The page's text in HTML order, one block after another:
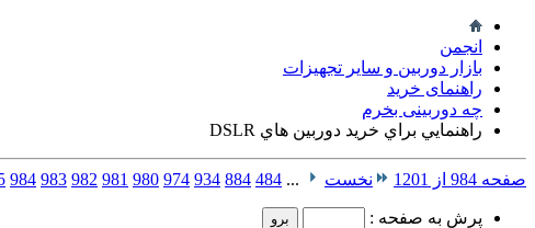
انجمن
بازار دوربین و سایر تجهیزات
راهنمای خرید
چه دوربینی بخرم
راهنمايي براي خريد دوربين هاي DSLR
صفحه 984 از 1201 نخست ...
484
884
934
974
980
981
982
983
984
پرش به صفحه :